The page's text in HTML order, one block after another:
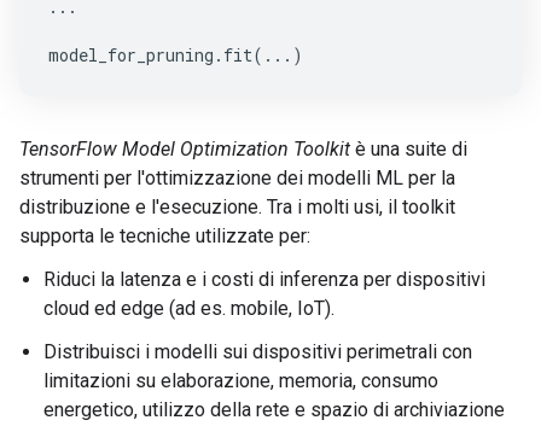
...
model_for_pruning . fit( ... )
TensorFlow Model Optimization Toolkit è una suite di
strumenti per l'ottimizzazione dei modelli ML per la
distribuzione e l'esecuzione. Tra i molti usi, il toolkit
supporta le tecniche utilizzate per:
Riduci la latenza e i costi di inferenza per dispositivi
cloud ed edge (ad es. mobile, IoT).
Distribuisci i modelli sui dispositivi perimetrali con
limitazioni su elaborazione, memoria, consumo
energetico, utilizzo della rete e spazio di archiviazione